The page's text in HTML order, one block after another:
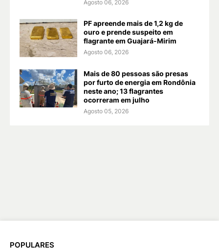
Agosto 06, 2026
PF apreende mais de 1,2 kg de
ouro e prende suspeito em
flagrante em Guajará-Mirim
Agosto 06, 2026
Mais de 80 pessoas são presas
por furto de energia em Rondônia
neste ano; 13 flagrantes
ocorreram em julho
Agosto 05, 2026
POPULARES